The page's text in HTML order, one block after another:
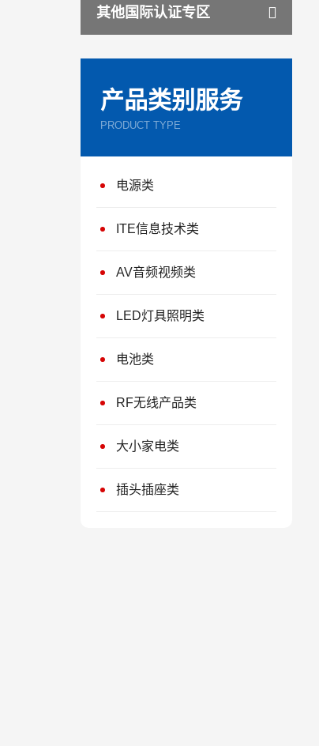
其他国际认证专区
产品类别服务
PRODUCT TYPE
电源类
ITE信息技术类
AV音频视频类
LED灯具照明类
电池类
RF无线产品类
大小家电类
插头插座类